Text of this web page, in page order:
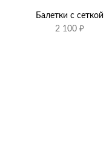
Балетки с сеткой
2 100 ₽